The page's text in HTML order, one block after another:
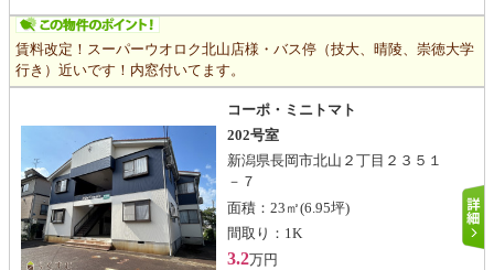
賃料改定！スーパーウオロク北山店様・バス停（技大、晴陵、崇徳大学
行き）近いです！内窓付いてます。
コーポ・ミニトマト
202号室
新潟県長岡市北山２丁目２３５１
－７
面積： 23㎡(6.95坪)
間取り： 1K
3.2万円